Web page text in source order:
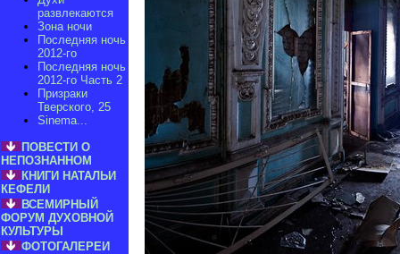
развлекаются
Зона ночи
Последняя ночь
2012-го
Последняя ночь
2012-го Часть 2
Призраки
Тверского, 25
Sinema...
ПОВЕСТИ О
НЕПОЗНАННОМ
КНИГИ НАТАЛЬИ
КЕФЕЛИ
ВСЕМИРНЫЙ
ФОРУМ ДУХОВНОЙ
КУЛЬТУРЫ
ФОТОГАЛЕРЕИ